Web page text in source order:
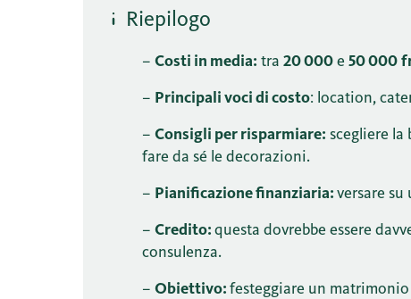
Riepilogo
–Costi in media: tra20 000e50 000
– Principali voci di costo: location,
–Consigli per risparmiare: scegliere
fare da sé le decorazioni.
– Pianificazione finanziaria:versare
–Credito:questa dovrebbe essere
consulenza.
–Obiettivo:festeggiare un